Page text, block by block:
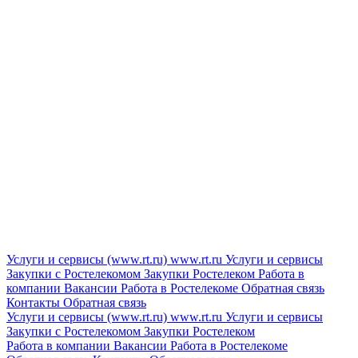
Услуги и сервисы (www.rt.ru) www.rt.ru Услуги и сервисы
Закупки с Ростелекомом Закупки Ростелеком Работа в
компании Вакансии Работа в Ростелекоме Обратная связь
Контакты Обратная связь
Услуги и сервисы (www.rt.ru) www.rt.ru Услуги и сервисы
Закупки с Ростелекомом Закупки Ростелеком
Работа в компании Вакансии Работа в Ростелекоме